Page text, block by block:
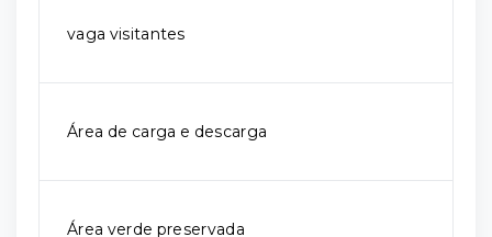
vaga visitantes
Área de carga e descarga
Área verde preservada